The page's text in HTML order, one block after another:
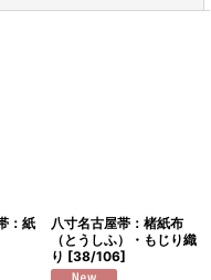
：紙
八寸名古屋帯：楮紙布
（とうしふ）・もじり織
り [38/106]